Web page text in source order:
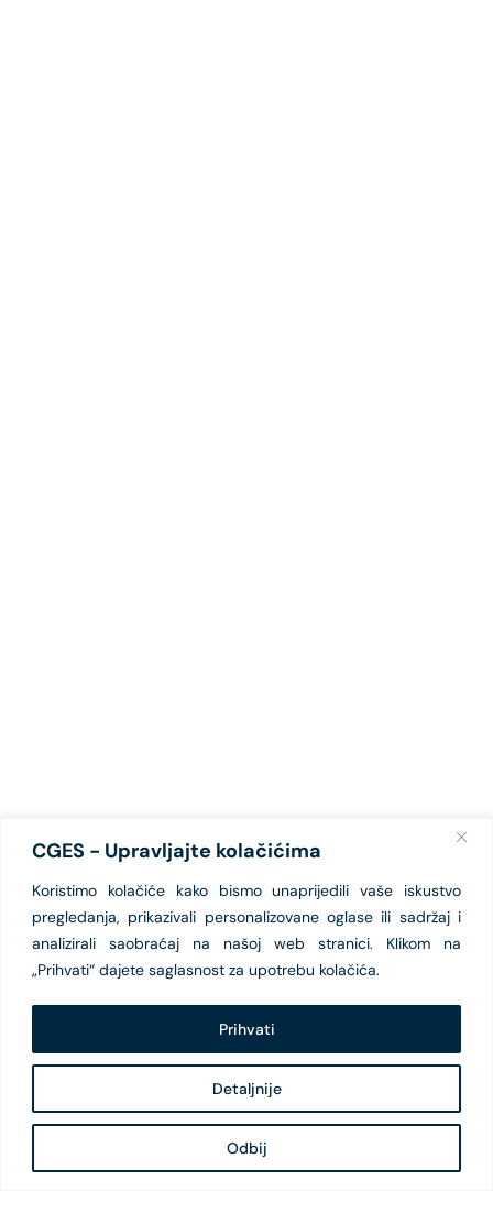
CGES - Upravljajte kolačićima
Koristimo kolačiće kako bismo unaprijedili vaše iskustvo
pregledanja, prikazivali personalizovane oglase ili sadržaj i
analizirali saobraćaj na našoj web stranici. Klikom na
„Prihvati“ dajete saglasnost za upotrebu kolačića.
Detaljnije
Odbij
Prihvati